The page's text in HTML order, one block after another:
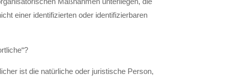
einer identifizierten oder identifizierbaren
ist die natürliche oder juristische Person,